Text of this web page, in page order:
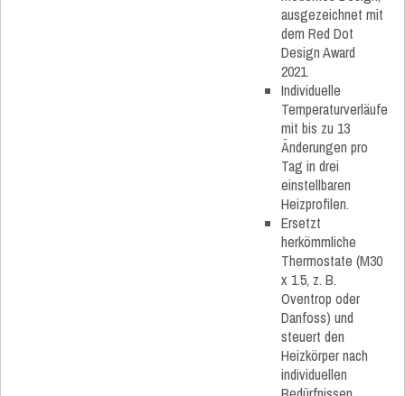
ausgezeichnet mit
dem Red Dot
Design Award
2021.
Individuelle
Temperaturverläufe
mit bis zu 13
Änderungen pro
Tag in drei
einstellbaren
Heizprofilen.
Ersetzt
herkömmliche
Thermostate (M30
x 1.5, z. B.
Oventrop oder
Danfoss) und
steuert den
Heizkörper nach
individuellen